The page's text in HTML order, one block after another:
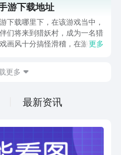
深度创新，肯定有不少伙伴都
提前在九游平台预约，手游福
比APP，身后有阿里巴巴灵犀
持，节假日活动来临时刻，还
游下载地址
下载哪里下，在该游戏当中，
们将来到猎妖村，成为一名猎
画风十分搞怪滑稽，在游玩过
友感兴趣，但不知道哪里下
APP，身后有阿里巴巴灵犀互
，玩手游就到九游，海量代金
更多
更多
最新资讯